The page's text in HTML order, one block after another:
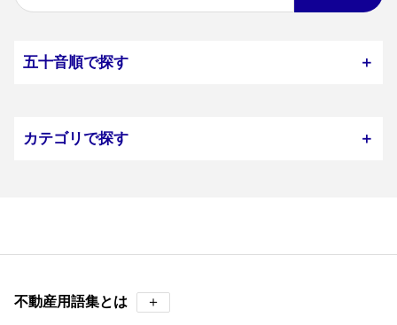
五十音順で探す ＋
カテゴリで探す ＋
不動産用語集とは ＋